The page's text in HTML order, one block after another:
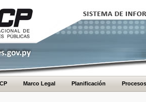
Marco Legal Planificación Procesos